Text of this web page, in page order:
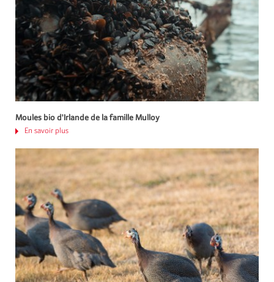
Moules bio d'Irlande de la famille Mulloy
En savoir plus